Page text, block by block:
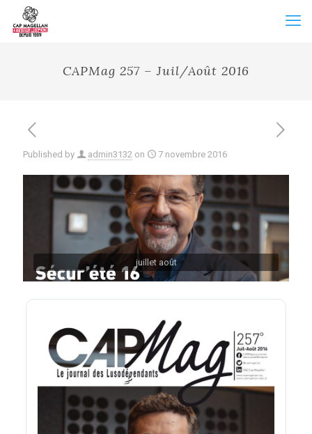
CAPMag 257 – Juil/Août 2016
Published by admin3132 on 7 novembre 2016
juillet août